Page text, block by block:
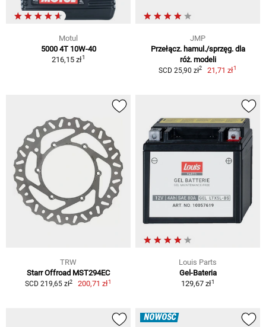
Motul
5000 4T 10W-40
216,15 zł1
JMP
Przełącz. hamul./sprzęg. dla
róż. modeli
SCD 25,90 zł2 21,71 zł1
TRW
Starr Offroad MST294EC
SCD 219,65 zł2 200,71 zł1
Louis Parts
Gel-Bateria
129,67 zł1
NOWOŚĆ